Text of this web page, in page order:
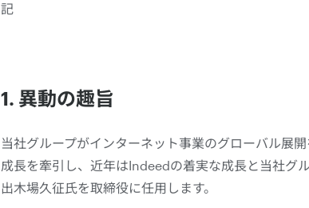
記
1. 異動の趣旨
当社グループがインターネット事業のグローバル展
成長を牽引し、近年はIndeedの着実な成長と当社グ
出木場久征氏を取締役に任用します。